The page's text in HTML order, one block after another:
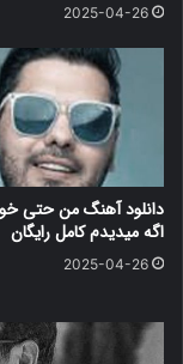
2025-04-26
دانلود آهنگ من حتی
اگه میدیدم کامل رایگان
2025-04-26